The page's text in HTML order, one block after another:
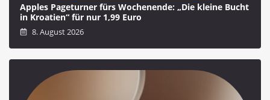
Apples Pageturner fürs Wochenende: „Die kleine Bucht
in Kroatien“ für nur 1,99 Euro
8. August 2026